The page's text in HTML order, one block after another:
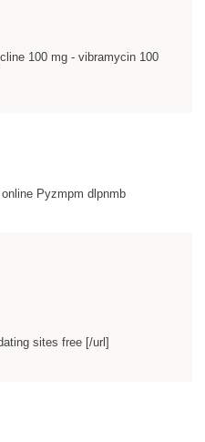
100 mg - vibramycin 100
Pyzmpm dlpnmb
sites free [/url]